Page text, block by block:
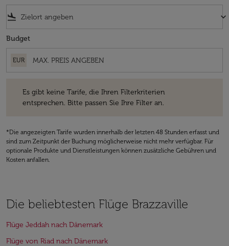
flight_land keyboard_arrow_down
Budget
EUR
Es gibt keine Tarife, die Ihren Filterkriterien
entsprechen. Bitte passen Sie Ihre Filter an.
*Die angezeigten Tarife wurden innerhalb der letzten 48 Stunden erfasst und
sind zum Zeitpunkt der Buchung möglicherweise nicht mehr verfügbar. Für
optionale Produkte und Dienstleistungen können zusätzliche Gebühren und
Kosten anfallen.
Die beliebtesten Flüge Brazzaville
Flüge Jeddah nach Dänemark
Flüge von Riad nach Dänemark